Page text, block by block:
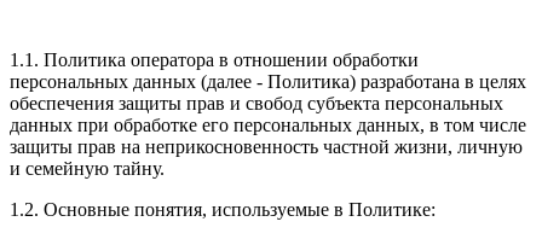
1.1. Политика оператора в отношении обработки
персональных данных (далее - Политика) разработана в целях
обеспечения защиты прав и свобод субъекта персональных
данных при обработке его персональных данных, в том числе
защиты прав на неприкосновенность частной жизни, личную
и семейную тайну.
1.2. Основные понятия, используемые в Политике: